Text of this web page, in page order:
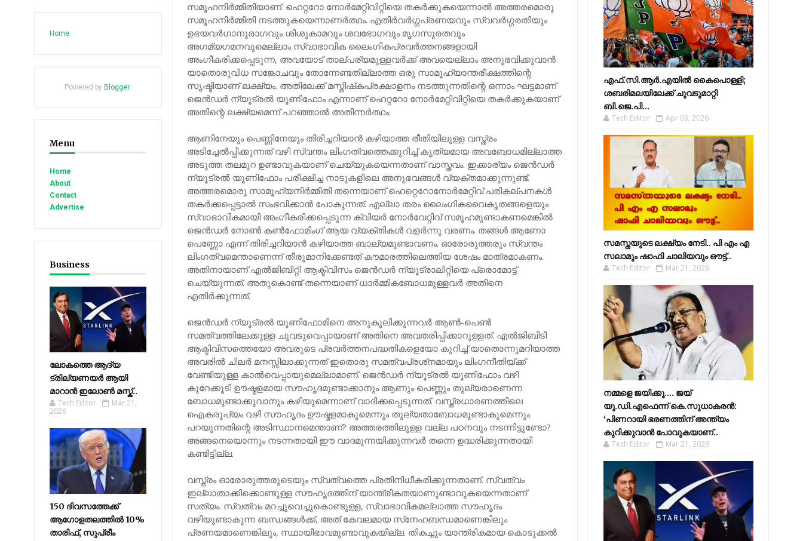
Home
Powered by Blogger.
Menu
Home
About
Contact
Advertise
Business
ലോകത്തെ ആദ്യ
ട്രില്യണയർ ആയി
മാറാൻ ഇലോൺ മസ്ക്..
Tech Editor
Mar 21,
2026
150 ദിവസത്തേക്ക്
ആഗോളതലത്തിൽ 10%
താരിഫ്, സുപ്രീം
സമൂഹനിര്‍മ്മിതിയാണ്. ഹെറ്ററോ നോര്‍മേറ്റിവിറ്റിയെ തകര്‍ക്കുകയെന്നാല്‍ അത്തരമൊരു
സമൂഹനിര്‍മ്മിതി നടത്തുകയെന്നാണര്‍ത്ഥം. എതിര്‍വര്‍ഗ്ഗപ്രണയവും സ്വവര്‍ഗ്ഗരതിയും
ഉഭയവര്‍ഗാനുരാഗവും ശിശുകാമവും ശവഭോഗവും മൃഗസുരതവും
അഗമ്യഗമനവുമെല്ലാം സ്വാഭാവിക ലൈംഗികപ്രവര്‍ത്തനങ്ങളായി
അംഗീകരിക്കപ്പെടുന്ന, അവയോട് താല്പര്യമുള്ളവര്‍ക്ക് അവയെല്ലാം അനുഭവിക്കുവാന്‍
യാതൊരുവിധ സങ്കോചവും തോന്നേണ്ടതില്ലാത്ത ഒരു സാമൂഹ്യാന്തരീക്ഷത്തിന്റെ
സൃഷ്ടിയാണ് ലക്ഷ്യം. അതിലേക്ക് മസ്തിഷ്‌കപ്രക്ഷാളനം നടത്തുന്നതിന്റെ ഒന്നാം ഘട്ടമാണ്
ജെന്‍ഡര്‍ ന്യൂട്രല്‍ യൂണിഫോം എന്നാണ് ഹെറ്ററോ നോര്‍മേറ്റിവിറ്റിയെ തകര്‍ക്കുകയാണ്
അതിന്റെ ലക്ഷ്യമെന്ന് പറഞ്ഞാല്‍ അതിന്നര്‍ത്ഥം.
ആണിനേയും പെണ്ണിനേയും തിരിച്ചറിയാന്‍ കഴിയാത്ത രീതിയിലുള്ള വസ്ത്രം
അടിച്ചേല്‍പ്പിക്കുന്നത് വഴി സ്വന്തം ലിംഗത്വത്തെക്കുറിച്ച് കൃത്യമായ അവബോധമില്ലാത്ത
അടുത്ത തലമുറ ഉണ്ടാവുകയാണ് ചെയ്യുകയെന്നതാണ് വാസ്തവം. ഇക്കാര്യം ജെന്‍ഡര്‍
ന്യൂട്രല്‍ യൂണിഫോം പരീക്ഷിച്ച നാടുകളിലെ അനുഭവങ്ങള്‍ വ്യക്തമാക്കുന്നുണ്ട്.
അത്തരമൊരു സാമൂഹ്യനിര്‍മ്മിതി തന്നെയാണ് ഹെറ്റെറോനോര്‍മേറ്റിവ് പരികല്പനകള്‍
തകര്‍ക്കപ്പെട്ടാല്‍ സംഭവിക്കാന്‍ പോകുന്നത്. എല്ലാ തരം ലൈംഗികവൈകൃതങ്ങളെയും
സ്വാഭാവികമായി അംഗീകരിക്കപ്പെടുന്ന ക്വിയര്‍ നോര്‍വേറ്റിവ് സമൂഹമുണ്ടാകണമെങ്കില്‍
ജെന്‍ഡര്‍ നോണ്‍ കണ്‍ഫോമിംഗ് ആയ വ്യക്തികള്‍ വളര്‍ന്നു വരണം. തങ്ങള്‍ ആണോ
പെണ്ണോ എന്ന് തിരിച്ചറിയാന്‍ കഴിയാത്ത ബാല്യമുണ്ടാവണം. ഓരോരുത്തരും സ്വന്തം
ലിംഗത്വമെന്താണെന്ന് തീരുമാനിക്കേണ്ടത് കൗമാരത്തിലെത്തിയ ശേഷം മാത്രമാകണം.
അതിനായാണ് എല്‍ജിബിറ്റി ആക്ടിവിസം ജെന്‍ഡര്‍ ന്യൂട്രാലിറ്റിയെ പ്രൊമോട്ട്
ചെയ്യുന്നത്. അതുകൊണ്ട് തന്നെയാണ് ധാര്‍മ്മികബോധമുള്ളവര്‍ അതിനെ
എതിര്‍ക്കുന്നത്.
ജെന്‍ഡര്‍ ന്യൂട്രല്‍ യൂണിഫോമിനെ അനുകൂലിക്കുന്നവര്‍ ആണ്‍-പെണ്‍
സമത്വത്തിലേക്കുള്ള ചുവടുവെപ്പായാണ് അതിനെ അവതരിപ്പിക്കാറുള്ളത്. എല്‍ജിബിടി
ആക്ടിവിസത്തെയോ അവരുടെ പ്രവര്‍ത്തനപദ്ധതികളെയോ കുറിച്ച് യാതൊന്നുമറിയാത്ത
അവരില്‍ ചിലര്‍ മനസ്സിലാക്കുന്നത് ഇതൊരു സമത്വപ്രശ്‌നമായും ലിംഗനീതിയ്ക്ക്
വേണ്ടിയുള്ള കാല്‍വെപ്പായുമെല്ലാമാണ്. ജെന്‍ഡര്‍ ന്യൂട്രല്‍ യൂണിഫോം വഴി
കുറേക്കൂടി ഊഷ്മളമായ സൗഹൃദമുണ്ടാക്കാനും ആണും പെണ്ണും തുല്യരാണെന്ന
ബോധമുണ്ടാക്കുവാനും കഴിയുമെന്നാണ് വാദിക്കപ്പെടുന്നത്. വസ്ത്രധാരണത്തിലെ
ഐകരൂപ്യം വഴി സൗഹൃദം ഊഷ്മളമാകുമെന്നും തുല്യതാബോധമുണ്ടാകുമെന്നും
പറയുന്നതിന്റെ അടിസ്ഥാനമെന്താണ്? അത്തരത്തിലുള്ള വല്ല പഠനവും നടന്നിട്ടുണ്ടോ?
അങ്ങനെയൊന്നും നടന്നതായി ഈ വാദമുന്നയിക്കുന്നവര്‍ തന്നെ ഉദ്ധരിക്കുന്നതായി
കണ്ടിട്ടില്ല.
വസ്ത്രം ഓരോരുത്തരുടെയും സ്വത്വത്തെ പ്രതിനിധീകരിക്കുന്നതാണ്. സ്വത്വം
ഇല്ലാതാക്കിക്കൊണ്ടുള്ള സൗഹൃദത്തിന് യാന്ത്രികതയാണുണ്ടാവുകയെന്നതാണ്
സത്യം. സ്വത്വം മറച്ചുവെച്ചുകൊണ്ടുള്ള, സ്വാഭാവികമല്ലാത്ത സൗഹൃദം
വഴിയുണ്ടാകുന്ന ബന്ധങ്ങള്‍ക്ക്, അത് കേവലമായ സ്‌നേഹബന്ധമാണെങ്കിലും
പ്രണയമാണെങ്കിലും, സ്ഥായീഭാവമുണ്ടാവുകയില്ല. തികച്ചും യാന്ത്രികമായ കൊടുക്കല്‍
എഫ്​.സി.ആർ.എയിൽ കൈപൊള്ളി;
ശബരിമലയിലേക്ക്​ ചുവടുമാറ്റി
ബി.ജെ.പി...
Tech Editor Apr 03, 2026
സമസ്തയുടെ ലക്ഷ്യം നേടി.. പി എം എ
സലാമും ഷാഫി ചാലിയവും ഔട്ട്..
Tech Editor Mar 21, 2026
നമ്മളെ ജയിക്കൂ.... ജയ്
യു.ഡി.എഫെന്ന് കെ.സുധാകരൻ:
‘പിണറായി ഭരണത്തിന് അന്ത്യം
കുറിക്കുവാൻ പോവുകയാണ്..
Tech Editor Mar 21, 2026